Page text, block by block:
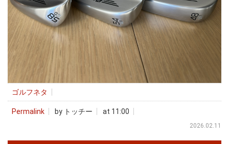
ゴルフネタ
Permalink by トッチー at 11:00
2026.02.11